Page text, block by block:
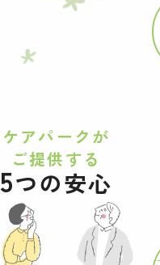
ケアパークが
ご提供する
5つの安心